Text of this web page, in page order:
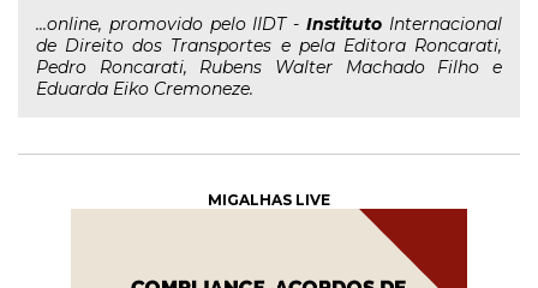
...online, promovido pelo IIDT -Instituto Internacional
de Direito dos Transportes e pela Editora Roncarati,
Pedro Roncarati, Rubens Walter Machado Filho e
Eduarda Eiko Cremoneze.
MIGALHAS LIVE